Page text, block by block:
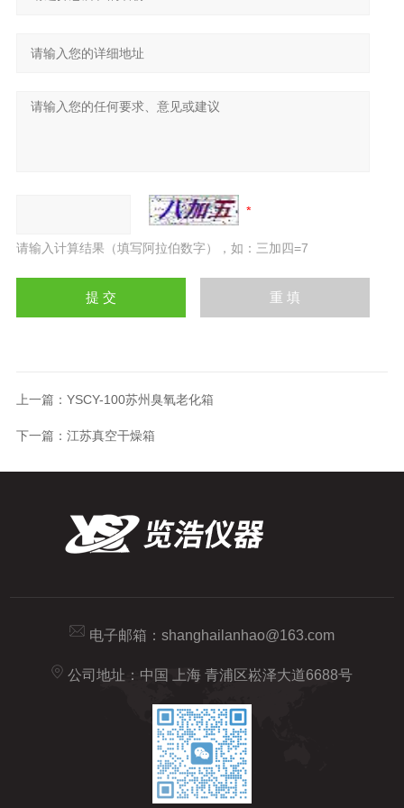
请输入计算结果（填写阿拉伯数字），如：三加四=7
上一篇： YSCY-100苏州臭氧老化箱
下一篇： 江苏真空干燥箱
电子邮箱： shanghailanhao@163.com
公司地址：中国 上海 青浦区崧泽大道6688号